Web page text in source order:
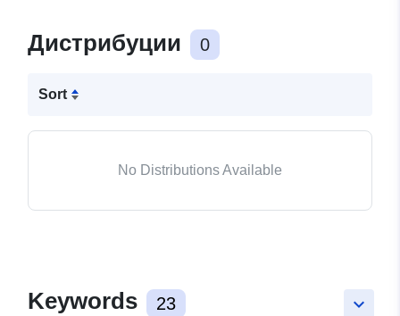
Дистрибуции 0
Sort
No Distributions Available
keyboard_arrow_down
Keywords 23